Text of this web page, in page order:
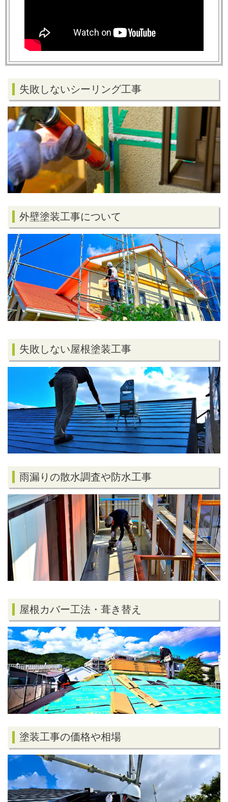
失敗しないシーリング工事
外壁塗装工事について
失敗しない屋根塗装工事
雨漏りの散水調査や防水工事
屋根カバー工法・葺き替え
塗装工事の価格や相場